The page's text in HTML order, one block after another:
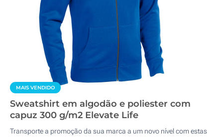
MAIS VENDIDO
Sweatshirt em algodão e poliester com
capuz 300 g/m2 Elevate Life
Transporte a promoção da sua marca a um novo nível com estas